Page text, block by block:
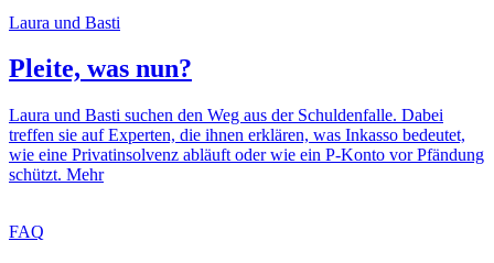
Laura und Basti
Pleite, was nun?
Laura und Basti suchen den Weg aus der Schuldenfalle. Dabei
treffen sie auf Experten, die ihnen erklären, was Inkasso bedeutet,
wie eine Privatinsolvenz abläuft oder wie ein P-Konto vor Pfändung
schützt. Mehr
FAQ